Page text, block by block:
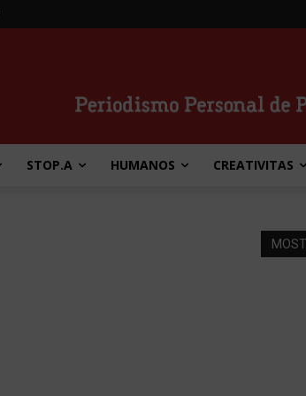
STOP.A HUMANOS CREATIVITAS